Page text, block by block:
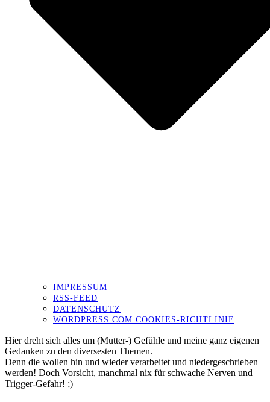
IMPRESSUM
RSS-FEED
DATENSCHUTZ
WORDPRESS.COM COOKIES-RICHTLINIE
Hier dreht sich alles um (Mutter-) Gefühle und meine ganz eigenen
Gedanken zu den diversesten Themen.
Denn die wollen hin und wieder verarbeitet und niedergeschrieben
werden! Doch Vorsicht, manchmal nix für schwache Nerven und
Trigger-Gefahr! ;)